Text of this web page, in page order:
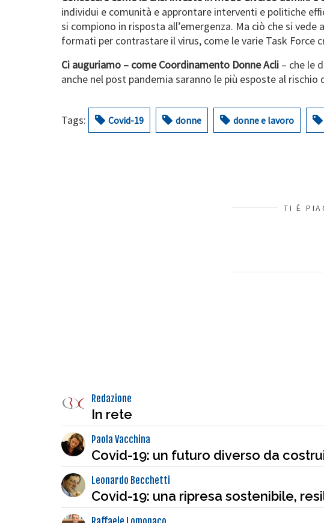
individui e comunità e approntare interventi e politiche
si compiono in risposta all’emergenza. Ma ciò che si
formati per contrastare il virus, come le varie Task Force
Ci auguriamo – come Coordinamento Donne Acli – che le
anche nel post pandemia saranno le più esposte al
Tags: Covid-19 donne donne e lavoro
TI È
Redazione
In rete
Paola Vacchina
Covid-19: un futuro diverso da
Leonardo Becchetti
Covid-19: una ripresa sostenibile,